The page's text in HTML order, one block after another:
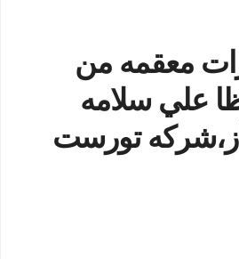
معقمه من
علي سلامه
تورست